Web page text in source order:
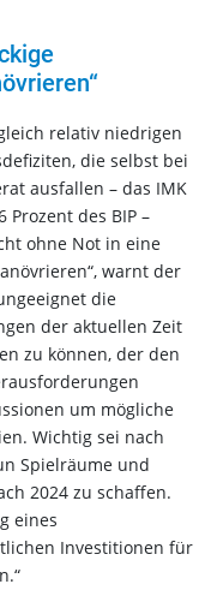
relativ niedrigen
die selbst bei
ausfallen – das IMK
des BIP –
ohne Not in eine
warnt der
die
der aktuellen Zeit
zu können, der den
um mögliche
Wichtig sei nach
Spielräume und
2024 zu schaffen.
eines
Investitionen für